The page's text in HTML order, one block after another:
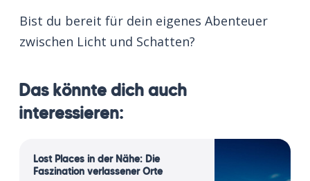
Bist du bereit für dein eigenes Abenteuer
zwischen Licht und Schatten?
Das könnte dich auch
interessieren:
Lost Places in der Nähe: Die
Faszination verlassener Orte